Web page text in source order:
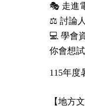
🎭 走進
⚖️ 討論
💻 學會
你會想
115年度
【地方